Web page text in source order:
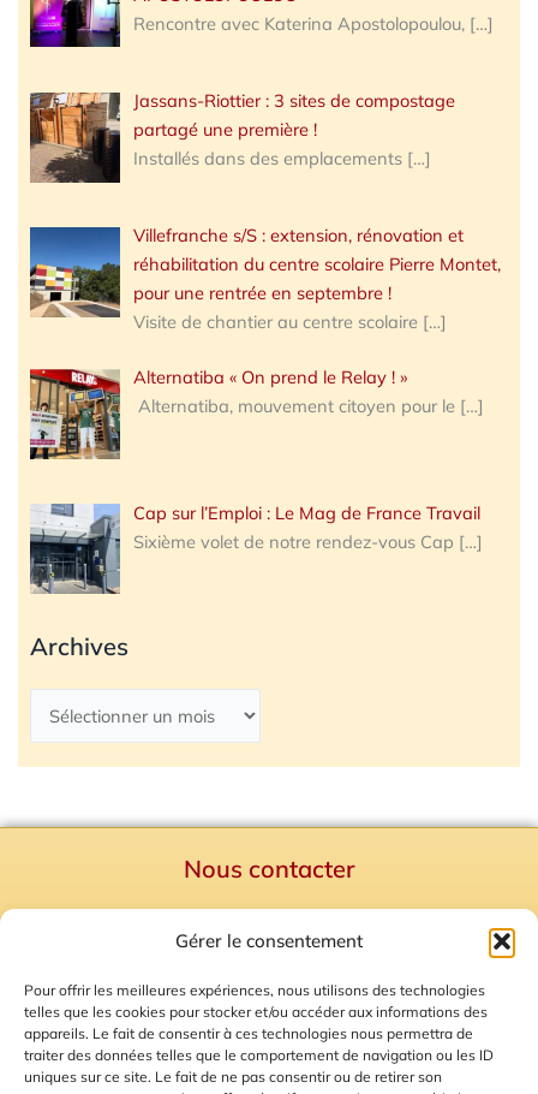
Gérer le consentement
Pour offrir les meilleures expériences, nous utilisons des technologies
telles que les cookies pour stocker et/ou accéder aux informations des
appareils. Le fait de consentir à ces technologies nous permettra de
traiter des données telles que le comportement de navigation ou les ID
uniques sur ce site. Le fait de ne pas consentir ou de retirer son
Rencontre avec Katerina Apostolopoulou, […]
Jassans-Riottier : 3 sites de compostage
partagé une première !
Installés dans des emplacements […]
Villefranche s/S : extension, rénovation et
réhabilitation du centre scolaire Pierre Montet,
pour une rentrée en septembre !
Visite de chantier au centre scolaire […]
Alternatiba « On prend le Relay ! »
Alternatiba, mouvement citoyen pour le […]
Cap sur l’Emploi : Le Mag de France Travail
Sixième volet de notre rendez-vous Cap […]
Archives
Nous contacter
Mentions Légales
Plan du site
Gestion des Cookies